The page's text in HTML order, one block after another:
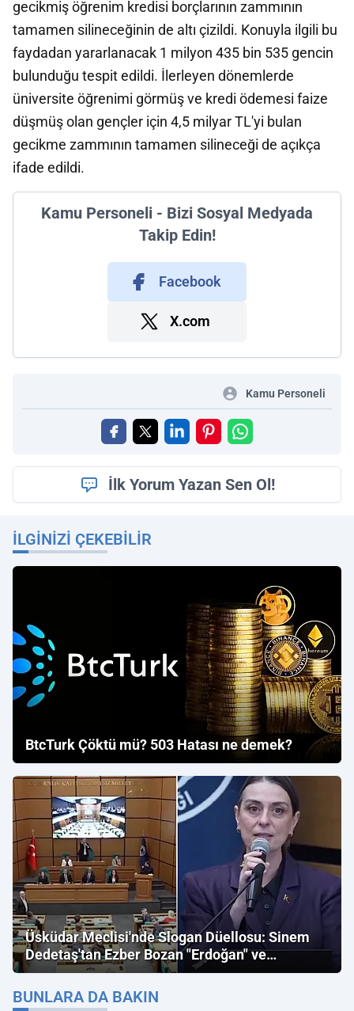
gecikmiş öğrenim kredisi borçlarının zammının
tamamen silineceğinin de altı çizildi. Konuyla ilgili bu
faydadan yararlanacak 1 milyon 435 bin 535 gencin
bulunduğu tespit edildi. İlerleyen dönemlerde
üniversite öğrenimi görmüş ve kredi ödemesi faize
düşmüş olan gençler için 4,5 milyar TL'yi bulan
gecikme zammının tamamen silineceği de açıkça
ifade edildi.
Kamu Personeli - Bizi Sosyal Medyada
Takip Edin!
Facebook
X.com
Kamu Personeli
İlk Yorum Yazan Sen Ol!
İLGINIZI ÇEKEBILIR
BtcTurk Çöktü mü? 503 Hatası ne demek?
Üsküdar Meclisi'nde Slogan Düellosu: Sinem
Dedetaş'tan Ezber Bozan "Erdoğan" ve
"İmamoğlu" Çıkışı!
BUNLARA DA BAKIN